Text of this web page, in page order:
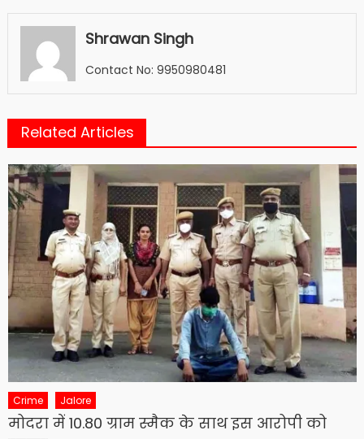
Shrawan Singh
Contact No: 9950980481
Related Articles
Crime Jalore
मोदरा में 10.80 ग्राम स्मैक के साथ इस आरोपी को